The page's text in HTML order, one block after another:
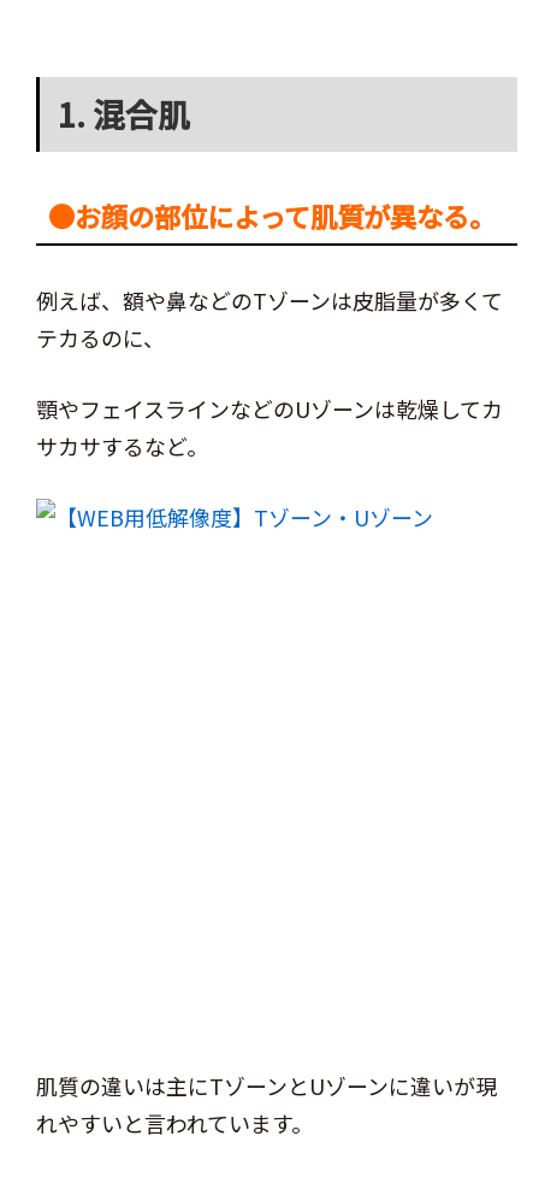
1. 混合肌
●お顔の部位によって肌質が異なる。
例えば、額や鼻などのTゾーンは皮脂量が多くて
テカるのに、
顎やフェイスラインなどのUゾーンは乾燥してカ
サカサするなど。
肌質の違いは主にTゾーンとUゾーンに違いが現
れやすいと言われています。